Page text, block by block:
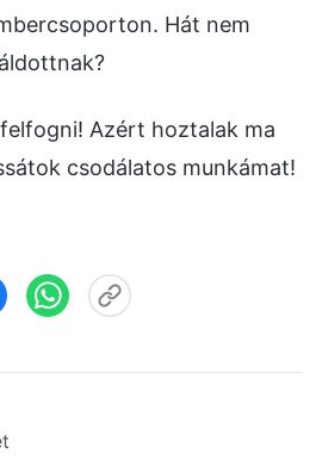
Hát nem
Azért hoztalak ma
csodálatos munkámat!